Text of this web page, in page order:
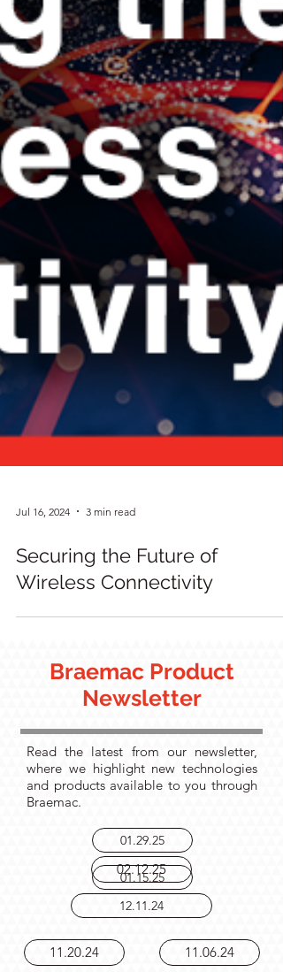
Securing the Future of
Wireless Connectivity
Braemac Product
Newsletter
Read the latest from our newsletter,
where we highlight new technologies
01.29.25
01.15.25
02.12.25